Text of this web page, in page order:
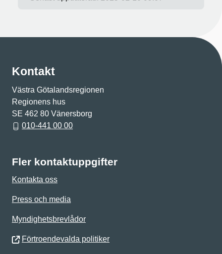
Kontakt
Västra Götalandsregionen
Regionens hus
SE 462 80 Vänersborg
010-441 00 00
Fler kontaktuppgifter
Kontakta oss
Press och media
Myndighetsbrevlådor
Förtroendevalda politiker